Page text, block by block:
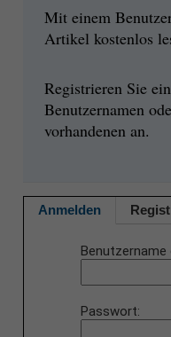
Mit einem
Artikel kostenlos
Registrieren Sie
Benutzernamen
vorhandenen an.
Anmelden
Benutzername
Passwort